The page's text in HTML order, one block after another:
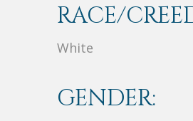
RACE/
White
GENDER: